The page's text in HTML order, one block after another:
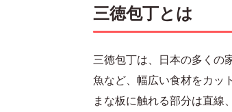
三徳包丁とは
三徳包丁は、日本の多くの
魚など、幅広い食材をカッ
まな板に触れる部分は直線